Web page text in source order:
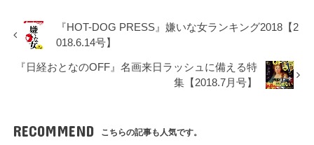
『HOT-DOG PRESS』嫌いな女ランキング2018【2
018.6.14号】
『日経おとなのOFF』名画来日ラッシュに備える特
集【2018.7月号】
RECOMMEND こちらの記事も人気です。